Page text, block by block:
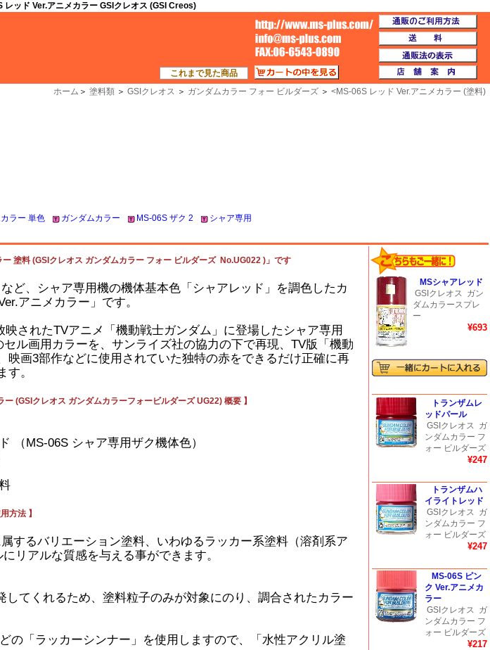
ッド Ver.アニメカラー GSIクレオス (GSI Creos)
ホーム ＞ 塗料類 ＞ GSIクレオス ＞ ガンダムカラー フォー ビルダーズ ＞ <MS-06S レッド Ver.アニメカラー (塗料)
ラー 単色 ガンダムカラー MS-06S ザク 2 シャア専用
ー 塗料 (GSIクレオス ガンダムカラー フォー ビルダーズ No.UG022 )」です
ど、シャア専用機の機体基本色「シャアレッド」を調色したカ
アニメカラー」です。
映されたTVアニメ「機動戦士ガンダム」に登場したシャア専用
ル画用カラーを、サンライズ社の協力の下で再現、TV版「機動
映画3部作などに使用されていた独特の赤をできるだけ正確に再
す。
ー (GSIクレオス ガンダムカラーフォービルダーズ UG22) 概要 】
（MS-06S シャア専用ザク機体色）
方法 】
するバリエーション塗料、いわゆるラッカー系塗料（溶剤系ア
リアルな質感を与える事ができます。
てくれるため、塗料粒子のみが対象にのり、調合されたカラー
どの「ラッカーシンナー」を使用しますので、「水性アクリル塗
MSシャアレッド
GSIクレオス ガン
ダムカラースプレ
ー
¥693
トランザムレ
ッドパール
GSIクレオス ガ
ンダムカラー フ
ォー ビルダーズ
¥247
トランザムハ
イライトレッド
GSIクレオス ガ
ンダムカラー フ
ォー ビルダーズ
¥247
MS-06S ピン
ク Ver.アニメカ
ラー
GSIクレオス ガ
ンダムカラー フ
ォー ビルダーズ
¥217
これまで見た商品
カートの中を見る